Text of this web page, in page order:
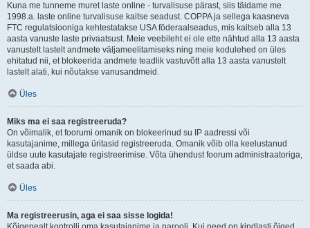
Kuna me tunneme muret laste online - turvalisuse pärast, siis täidame me
1998.a. laste online turvalisuse kaitse seadust. COPPA ja sellega kaasneva
FTC regulatsiooniga kehtestatakse USA föderaalseadus, mis kaitseb alla 13
aasta vanuste laste privaatsust. Meie veebileht ei ole ette nähtud alla 13 aasta
vanustelt lastelt andmete väljameelitamiseks ning meie kodulehed on üles
ehitatud nii, et blokeerida andmete teadlik vastuvõtt alla 13 aasta vanustelt
lastelt alati, kui nõutakse vanusandmeid.
Üles
Miks ma ei saa registreeruda?
On võimalik, et foorumi omanik on blokeerinud su IP aadressi või
kasutajanime, millega üritasid registreeruda. Omanik võib olla keelustanud
üldse uute kasutajate registreerimise. Võta ühendust foorum administraatoriga,
et saada abi.
Üles
Ma registreerusin, aga ei saa sisse logida!